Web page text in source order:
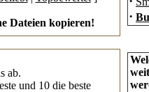
Dateien kopieren!
ab.
und 10 die beste
·